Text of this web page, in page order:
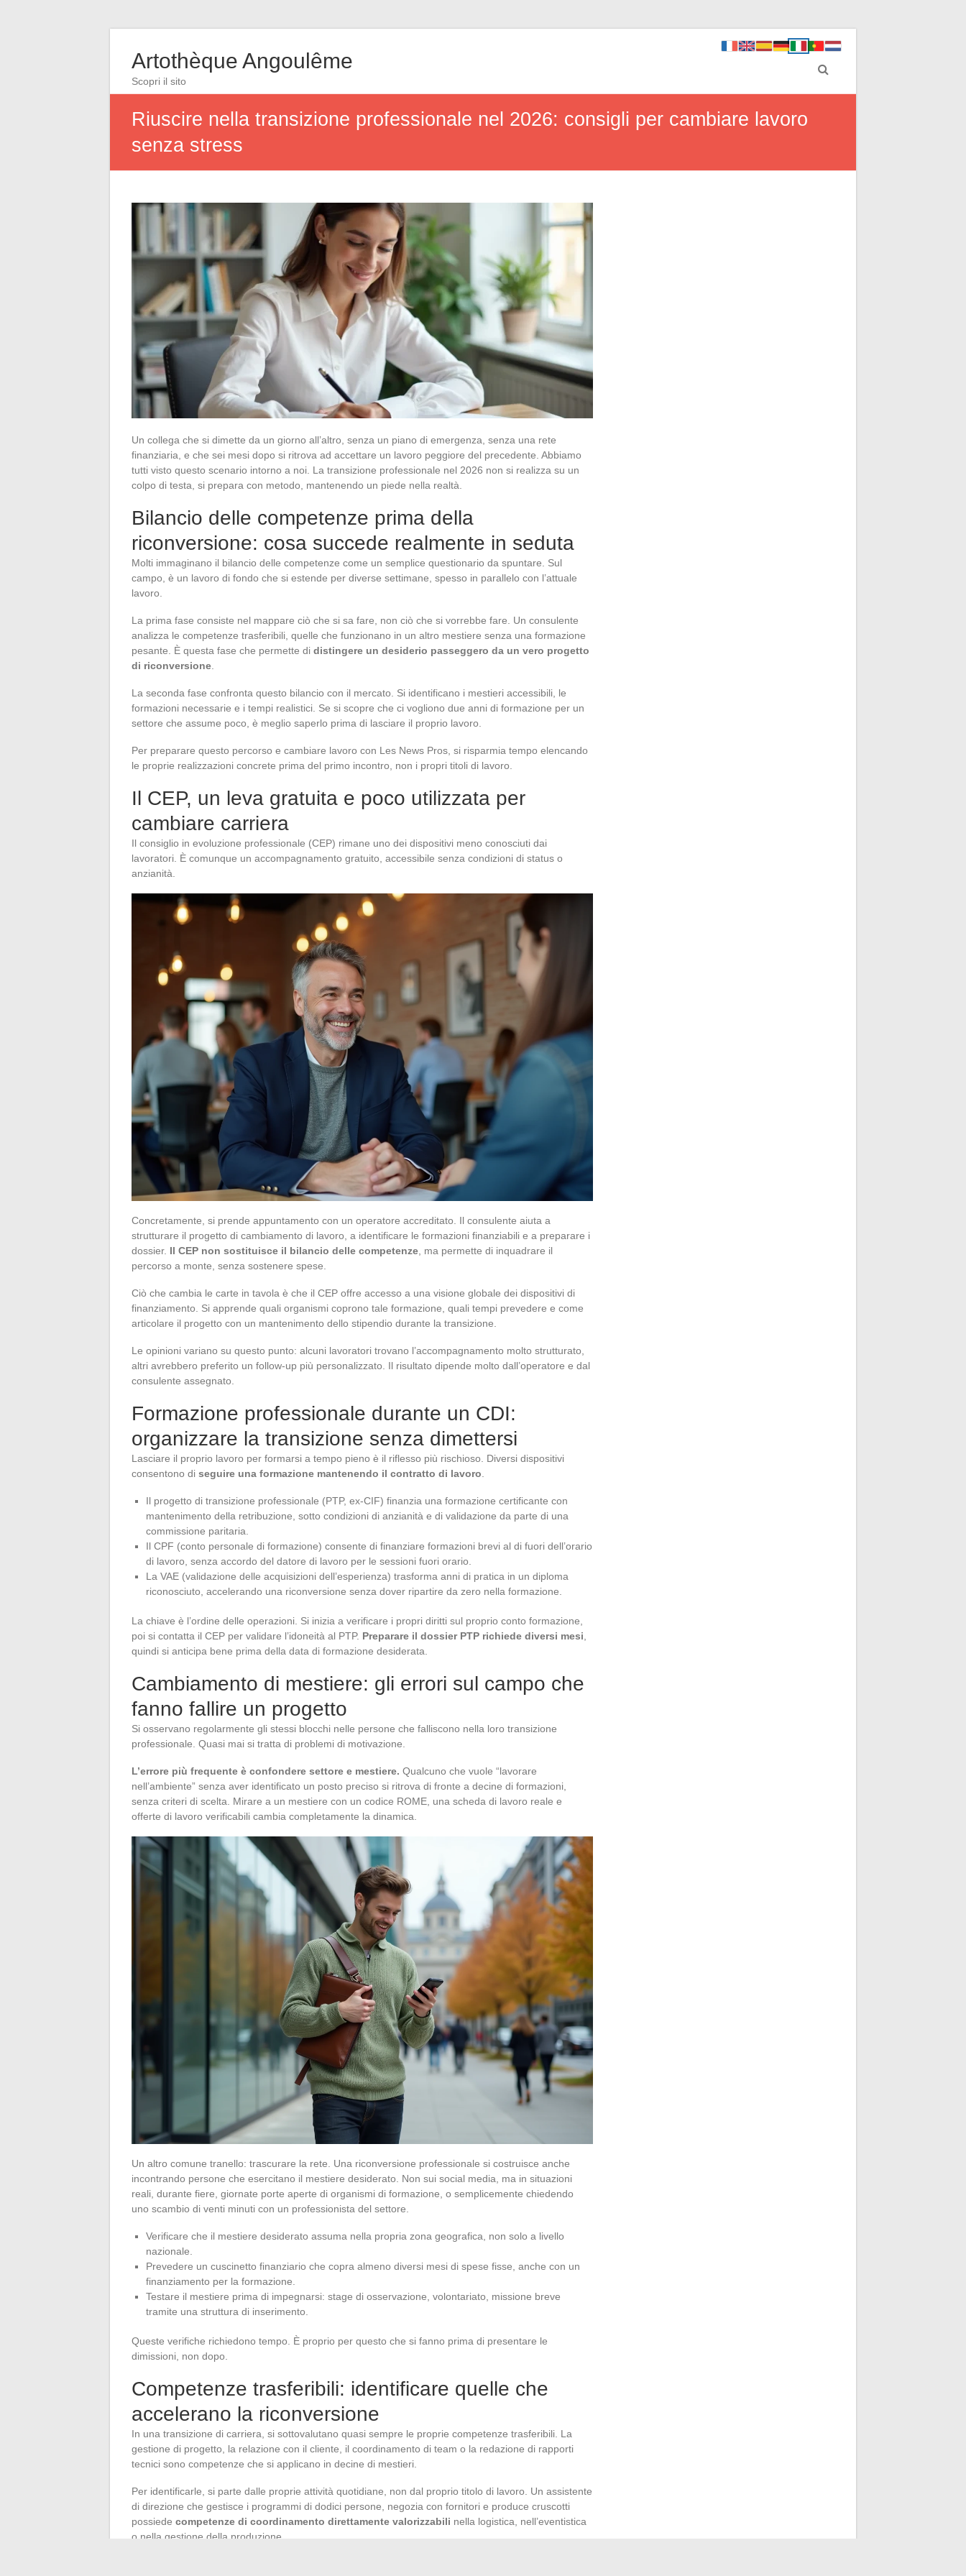
Artothèque Angoulême
Scopri il sito
Riuscire nella transizione professionale nel 2026: consigli per cambiare lavoro
senza stress
Un collega che si dimette da un giorno all’altro, senza un piano di emergenza, senza una rete
finanziaria, e che sei mesi dopo si ritrova ad accettare un lavoro peggiore del precedente. Abbiamo
tutti visto questo scenario intorno a noi. La transizione professionale nel 2026 non si realizza su un
colpo di testa, si prepara con metodo, mantenendo un piede nella realtà.
Bilancio delle competenze prima della
riconversione: cosa succede realmente in seduta
Molti immaginano il bilancio delle competenze come un semplice questionario da spuntare. Sul
campo, è un lavoro di fondo che si estende per diverse settimane, spesso in parallelo con l’attuale
lavoro.
La prima fase consiste nel mappare ciò che si sa fare, non ciò che si vorrebbe fare. Un consulente
analizza le competenze trasferibili, quelle che funzionano in un altro mestiere senza una formazione
pesante. È questa fase che permette di distingere un desiderio passeggero da un vero progetto
di riconversione
La seconda fase confronta questo bilancio con il mercato. Si identificano i mestieri accessibili, le
formazioni necessarie e i tempi realistici. Se si scopre che ci vogliono due anni di formazione per un
settore che assume poco, è meglio saperlo prima di lasciare il proprio lavoro.
Per preparare questo percorso e cambiare lavoro con Les News Pros, si risparmia tempo elencando
le proprie realizzazioni concrete prima del primo incontro, non i propri titoli di lavoro.
Il CEP, un leva gratuita e poco utilizzata per
cambiare carriera
Il consiglio in evoluzione professionale (CEP) rimane uno dei dispositivi meno conosciuti dai
lavoratori. È comunque un accompagnamento gratuito, accessibile senza condizioni di status o
anzianità.
Concretamente, si prende appuntamento con un operatore accreditato. Il consulente aiuta a
strutturare il progetto di cambiamento di lavoro, a identificare le formazioni finanziabili e a preparare i
dossier. Il CEP non sostituisce il bilancio delle competenze , ma permette di inquadrare il
percorso a monte, senza sostenere spese.
Ciò che cambia le carte in tavola è che il CEP offre accesso a una visione globale dei dispositivi di
finanziamento. Si apprende quali organismi coprono tale formazione, quali tempi prevedere e come
articolare il progetto con un mantenimento dello stipendio durante la transizione.
Le opinioni variano su questo punto: alcuni lavoratori trovano l’accompagnamento molto strutturato,
altri avrebbero preferito un follow-up più personalizzato. Il risultato dipende molto dall’operatore e dal
consulente assegnato.
Formazione professionale durante un CDI:
organizzare la transizione senza dimettersi
Lasciare il proprio lavoro per formarsi a tempo pieno è il riflesso più rischioso. Diversi dispositivi
consentono di seguire una formazione mantenendo il contratto di lavoro
Il progetto di transizione professionale (PTP, ex-CIF) finanzia una formazione certificante con
mantenimento della retribuzione, sotto condizioni di anzianità e di validazione da parte di una
commissione paritaria.
Il CPF (conto personale di formazione) consente di finanziare formazioni brevi al di fuori dell’orario
di lavoro, senza accordo del datore di lavoro per le sessioni fuori orario.
La VAE (validazione delle acquisizioni dell’esperienza) trasforma anni di pratica in un diploma
riconosciuto, accelerando una riconversione senza dover ripartire da zero nella formazione.
La chiave è l’ordine delle operazioni. Si inizia a verificare i propri diritti sul proprio conto formazione,
poi si contatta il CEP per validare l’idoneità al PTP. Preparare il dossier PTP richiede diversi mesi
quindi si anticipa bene prima della data di formazione desiderata.
Cambiamento di mestiere: gli errori sul campo che
fanno fallire un progetto
Si osservano regolarmente gli stessi blocchi nelle persone che falliscono nella loro transizione
professionale. Quasi mai si tratta di problemi di motivazione.
L’errore più frequente è confondere settore e mestiere. Qualcuno che vuole “lavorare
nell’ambiente” senza aver identificato un posto preciso si ritrova di fronte a decine di formazioni,
senza criteri di scelta. Mirare a un mestiere con un codice ROME, una scheda di lavoro reale e
offerte di lavoro verificabili cambia completamente la dinamica.
Un altro comune tranello: trascurare la rete. Una riconversione professionale si costruisce anche
incontrando persone che esercitano il mestiere desiderato. Non sui social media, ma in situazioni
reali, durante fiere, giornate porte aperte di organismi di formazione, o semplicemente chiedendo
uno scambio di venti minuti con un professionista del settore.
Verificare che il mestiere desiderato assuma nella propria zona geografica, non solo a livello
nazionale.
Prevedere un cuscinetto finanziario che copra almeno diversi mesi di spese fisse, anche con un
finanziamento per la formazione.
Testare il mestiere prima di impegnarsi: stage di osservazione, volontariato, missione breve
tramite una struttura di inserimento.
Queste verifiche richiedono tempo. È proprio per questo che si fanno prima di presentare le
dimissioni, non dopo.
Competenze trasferibili: identificare quelle che
accelerano la riconversione
In una transizione di carriera, si sottovalutano quasi sempre le proprie competenze trasferibili. La
gestione di progetto, la relazione con il cliente, il coordinamento di team o la redazione di rapporti
tecnici sono competenze che si applicano in decine di mestieri.
Per identificarle, si parte dalle proprie attività quotidiane, non dal proprio titolo di lavoro. Un assistente
di direzione che gestisce i programmi di dodici persone, negozia con fornitori e produce cruscotti
possiede competenze di coordinamento direttamente valorizzabili nella logistica, nell’eventistica
o nella gestione della produzione.